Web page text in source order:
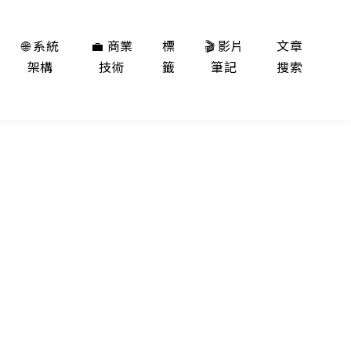
🌐 系統
架構
💼 商業
技術
標
籤
🎬 影片
筆記
文章
搜索